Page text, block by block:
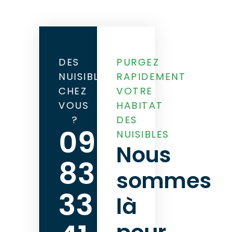
DES
NUISIBLES
CHEZ
VOUS
?
09
83
33
PURGEZ
RAPIDEMENT
VOTRE
HABITAT
DES
NUISIBLES
Nous
sommes
là